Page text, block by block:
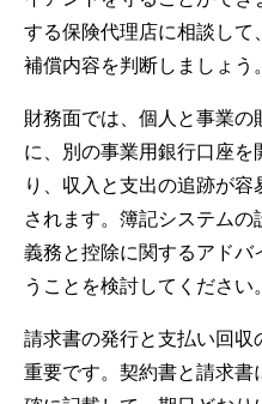
する保険代理店に相談して
補償内容を判断しましょう。
財務面では、個人と事業
に、別の事業用銀行口座を
り、収入と支出の追跡が
されます。簿記システム
義務と控除に関するアドバ
うことを検討してください。
請求書の発行と支払い回収
重要です。契約書と請求書